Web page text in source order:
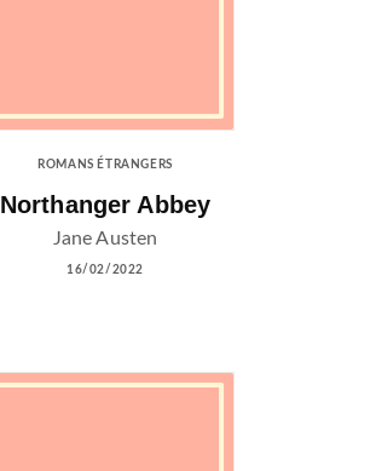
ROMANS ÉTRANGERS
Northanger Abbey
Jane Austen
16/02/2022